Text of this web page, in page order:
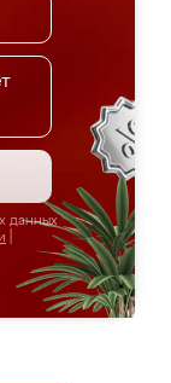
данных